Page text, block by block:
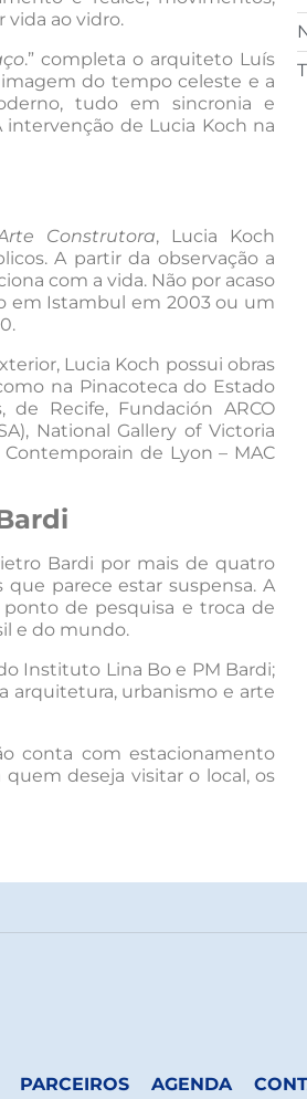
vida ao vidro.
.” completa o arquiteto Luís
do tempo celeste e a
tudo em sincronia e
de Lucia Koch na
Construtora, Lucia Koch
A partir da observação a
com a vida. Não por acaso
em Istambul em 2003 ou um
Lucia Koch possui obras
na Pinacoteca do Estado
Recife, Fundación ARCO
National Gallery of Victoria
Contemporain de Lyon – MAC
Bardi por mais de quatro
parece estar suspensa. A
de pesquisa e troca de
e do mundo.
Instituto Lina Bo e PM Bardi;
arquitetura, urbanismo e arte
conta com estacionamento
deseja visitar o local, os
PARCEIROS AGENDA